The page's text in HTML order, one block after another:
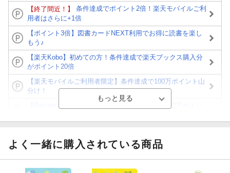
【終了間近！】
条件達成でポイント2倍！楽天モバイルご利
用者はさらに+1倍
【ポイント3倍】図書カードNEXT利用でお得に読書を楽し
もう♪
【楽天Kobo】初めての方！条件達成で楽天ブックス購入分
がポイント20倍
【楽天モバイルご利用者限定】条件達成で100万ポイント山
分け！
【Rakuten Fashion×楽天ブックス】条件達成で10万ポイン
が当たる！
よく一緒に購入されている商品